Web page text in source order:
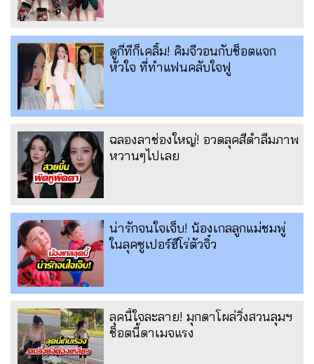
ดูกี่ทีก็เคลิ้ม! คิมจีวอนกับช็อตแจก
หัวใจ ที่ทำแฟนคลับใจฟู
ฉลองลาช่องใหญ่! อวดลุคสีดำลืมภาพ
หวานๆไปเลย
น่ารักจนใจเจ็บ! น้องเกลลูกแม่ชมพู่
ในลุคซูเปอร์ฮีโร่ตัวจิ๋ว
ลุคนี้ใจละลาย! มุกดาโผล่วิ่งสวนลุมฯ
ช็อตนี้ดาเมจแรง